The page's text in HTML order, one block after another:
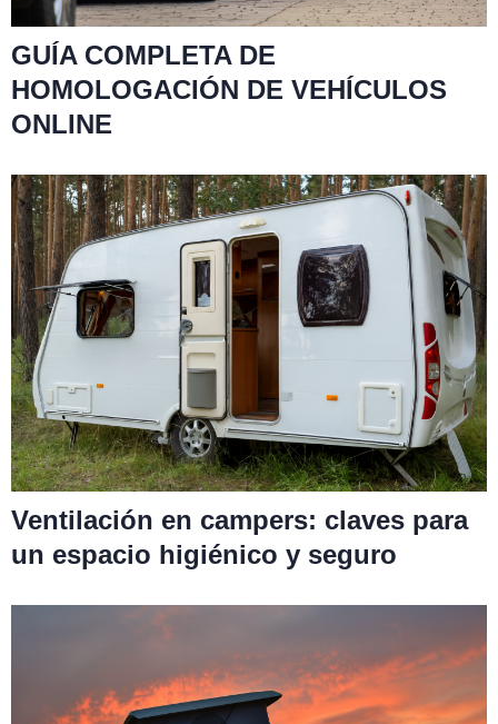
GUÍA COMPLETA DE
HOMOLOGACIÓN DE VEHÍCULOS
ONLINE
Ventilación en campers: claves para
un espacio higiénico y seguro